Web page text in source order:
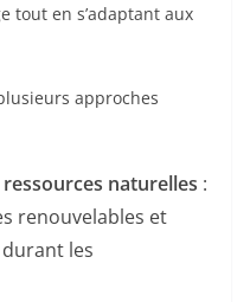
tout en s’adaptant aux
approches
naturelles :
renouvelables et
les